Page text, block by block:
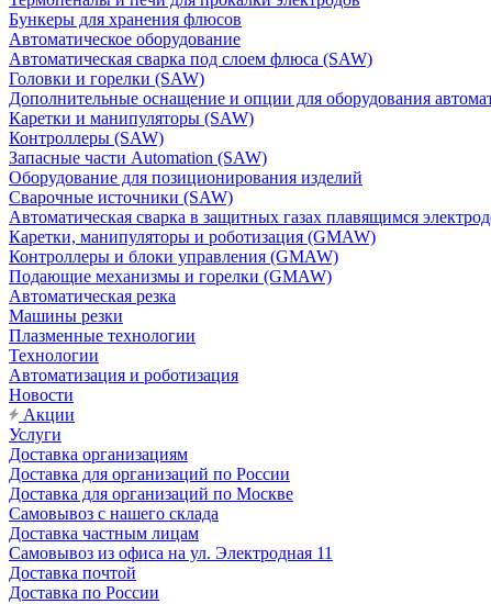
Бункеры для хранения флюсов
Автоматическое оборудование
Автоматическая сварка под слоем флюса (SAW)
Головки и горелки (SAW)
Дополнительные оснащение и опции для оборудования
Каретки и манипуляторы (SAW)
Контроллеры (SAW)
Запасные части Automation (SAW)
Оборудование для позиционирования изделий
Сварочные источники (SAW)
Автоматическая сварка в защитных газах плавящимся
Каретки, манипуляторы и роботизация (GMAW)
Контроллеры и блоки управления (GMAW)
Подающие механизмы и горелки (GMAW)
Автоматическая резка
Машины резки
Плазменные технологии
Технологии
Автоматизация и роботизация
Новости
Акции
Услуги
Доставка организациям
Доставка для организаций по России
Доставка для организаций по Москве
Самовывоз с нашего склада
Доставка частным лицам
Самовывоз из офиса на ул. Электродная 11
Доставка почтой
Доставка по России